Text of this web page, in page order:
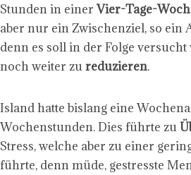
Stunden in einerVier-Tage-
aber nur ein Zwischenziel, so ein
denn es soll in der Folge
noch weiter zureduzieren.
Island hatte bislang eine
Wochenstunden. Dies führte zu
Stress, welche aber zu einer
führte, denn müde, gestresste